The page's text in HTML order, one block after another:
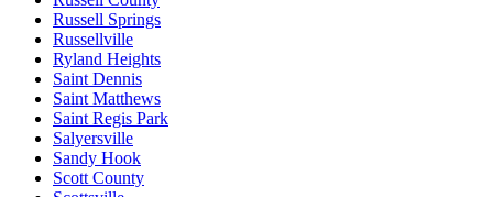
Russell Springs
Russellville
Ryland Heights
Saint Dennis
Saint Matthews
Saint Regis Park
Salyersville
Sandy Hook
Scott County